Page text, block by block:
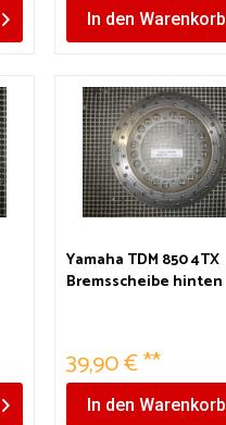
In den Warenkorb
Yamaha TDM 850 4TX
Bremsscheibe hinten
39,90 € **
In den Warenkorb